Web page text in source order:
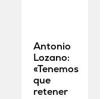
Antonio
Lozano:
«Tenemos
que
retener